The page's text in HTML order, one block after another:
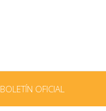
BOLETÍN OFICIAL